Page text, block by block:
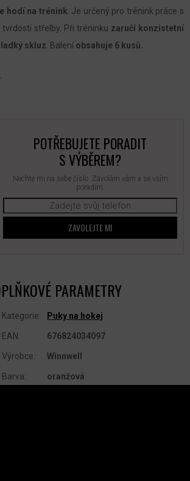
hodí na trénink . Je určený pro trénink práce s
střelby. Při tréninku zaručí konzistetní
skluz . Balení obsahuje 6 kusů.
POTŘEBUJETE PORADIT
S VÝBĚREM?
Nechte mi na sebe číslo. Zavolám vám a se vším
poradím.
ZAVOLEJTE MI
PARAMETRY
Kategorie: Puky na hokej
EAN: 676824034097
Výrobce: Winnwell
Barva: oranžová